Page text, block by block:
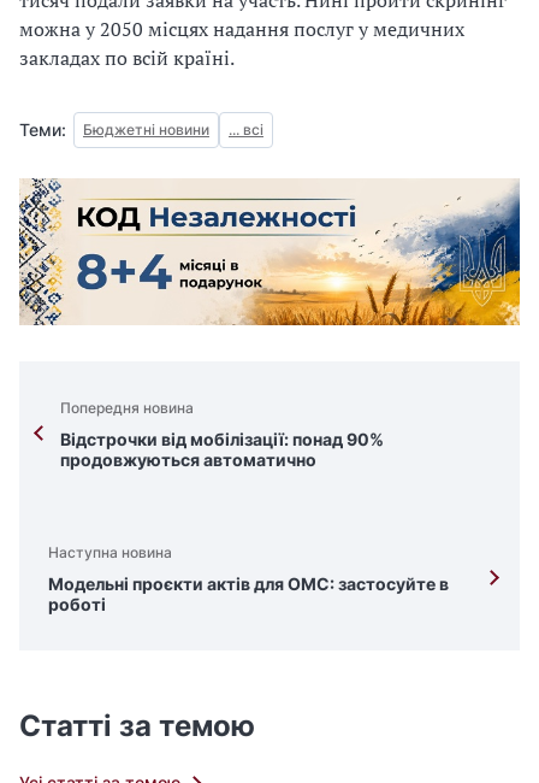
можна у 2050 місцях надання послуг у медичних
закладах по всій країні.
Теми: Бюджетні новини ... всі
Попередня новина
Відстрочки від мобілізації: понад 90%
продовжуються автоматично
Наступна новина
Модельні проєкти актів для ОМС: застосуйте в
роботі
Статті за темою